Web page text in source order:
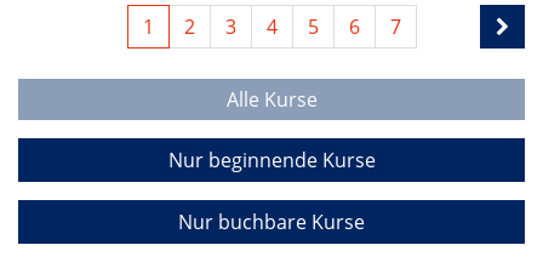
1 2 3 4 5 6 7
Alle Kurse
Nur beginnende Kurse
Nur buchbare Kurse